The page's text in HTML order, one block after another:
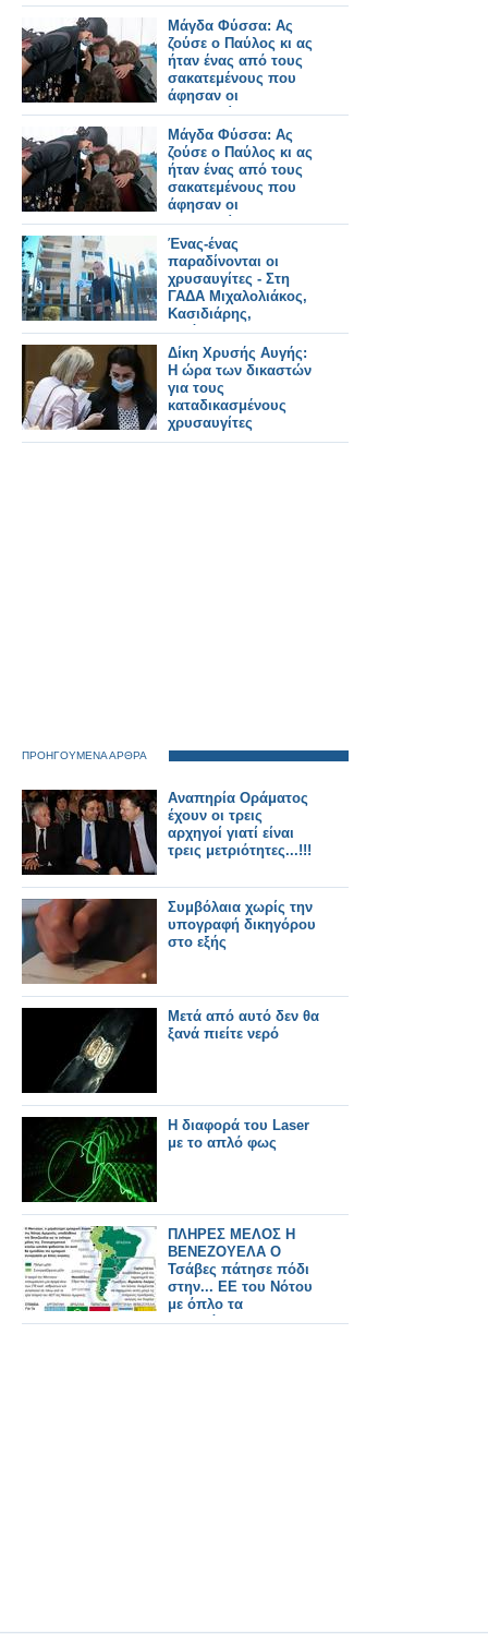
Μάγδα Φύσσα: Ας
ζούσε ο Παύλος κι ας
ήταν ένας από τους
σακατεμένους που
άφησαν οι
χρυσαυγίτες
Μάγδα Φύσσα: Ας
ζούσε ο Παύλος κι ας
ήταν ένας από τους
σακατεμένους που
άφησαν οι
χρυσαυγίτες
Ένας-ένας
παραδίνονται οι
χρυσαυγίτες - Στη
ΓΑΔΑ Μιχαλολιάκος,
Κασιδιάρης,
Ηλιόπουλος,
Γερμενής
Δίκη Χρυσής Αυγής:
Η ώρα των δικαστών
για τους
καταδικασμένους
χρυσαυγίτες
ΠΡΟΗΓΟΥΜΕΝΑ ΑΡΘΡΑ
Αναπηρία Οράματος
έχουν οι τρεις
αρχηγοί γιατί είναι
τρεις μετριότητες...!!!
Συμβόλαια χωρίς την
υπογραφή δικηγόρου
στο εξής
Μετά από αυτό δεν θα
ξανά πιείτε νερό
Η διαφορά του Laser
με το απλό φως
ΠΛΗΡΕΣ ΜΕΛΟΣ Η
ΒΕΝΕΖΟΥΕΛΑ Ο
Τσάβες πάτησε πόδι
στην... ΕΕ του Νότου
με όπλο τα
πλεονάσματα